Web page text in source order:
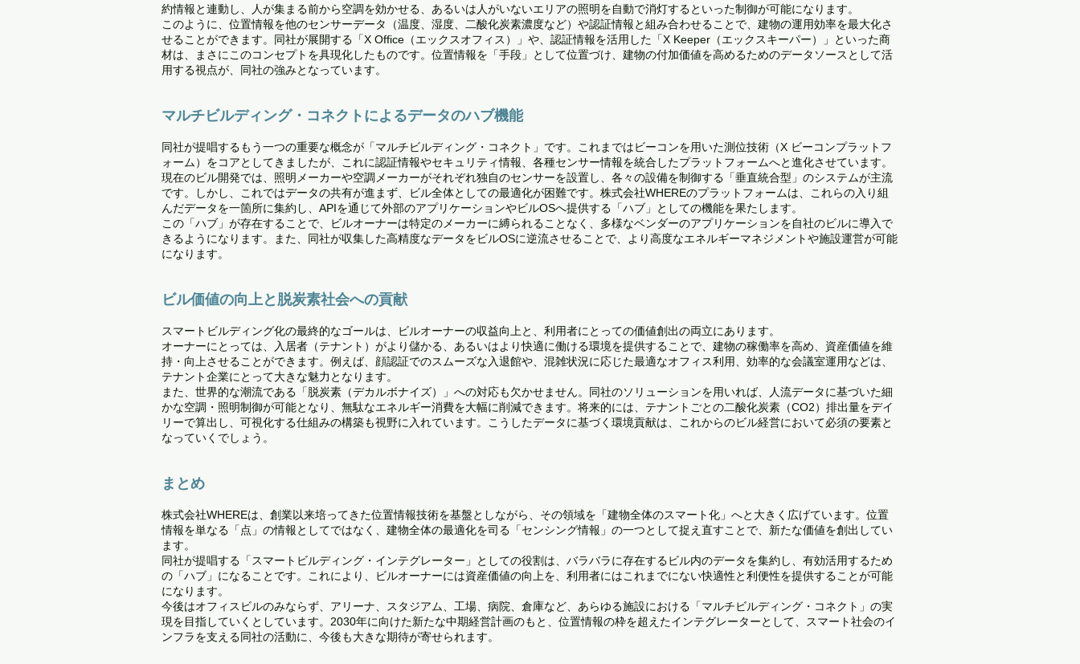
約情報と連動し、人が集まる前から空調を効かせる、あるいは人がいないエリアの照明を自動で消灯するといった制御が可能になります。
このように、位置情報を他のセンサーデータ（温度、湿度、二酸化炭素濃度など）や認証情報と組み合わせることで、建物の運用効率を最大化さ
せることができます。同社が展開する「X Office（エックスオフィス）」や、認証情報を活用した「X Keeper（エックスキーパー）」といった商
材は、まさにこのコンセプトを具現化したものです。位置情報を「手段」として位置づけ、建物の付加価値を高めるためのデータソースとして活
用する視点が、同社の強みとなっています。
マルチビルディング・コネクトによるデータのハブ機能
同社が提唱するもう一つの重要な概念が「マルチビルディング・コネクト」です。これまではビーコンを用いた測位技術（X ビーコンプラットフ
ォーム）をコアとしてきましたが、これに認証情報やセキュリティ情報、各種センサー情報を統合したプラットフォームへと進化させています。
現在のビル開発では、照明メーカーや空調メーカーがそれぞれ独自のセンサーを設置し、各々の設備を制御する「垂直統合型」のシステムが主流
です。しかし、これではデータの共有が進まず、ビル全体としての最適化が困難です。株式会社WHEREのプラットフォームは、これらの入り組
んだデータを一箇所に集約し、APIを通じて外部のアプリケーションやビルOSへ提供する「ハブ」としての機能を果たします。
この「ハブ」が存在することで、ビルオーナーは特定のメーカーに縛られることなく、多様なベンダーのアプリケーションを自社のビルに導入で
きるようになります。また、同社が収集した高精度なデータをビルOSに逆流させることで、より高度なエネルギーマネジメントや施設運営が可能
になります。
ビル価値の向上と脱炭素社会への貢献
スマートビルディング化の最終的なゴールは、ビルオーナーの収益向上と、利用者にとっての価値創出の両立にあります。
オーナーにとっては、入居者（テナント）がより儲かる、あるいはより快適に働ける環境を提供することで、建物の稼働率を高め、資産価値を維
持・向上させることができます。例えば、顔認証でのスムーズな入退館や、混雑状況に応じた最適なオフィス利用、効率的な会議室運用などは、
テナント企業にとって大きな魅力となります。
また、世界的な潮流である「脱炭素（デカルボナイズ）」への対応も欠かせません。同社のソリューションを用いれば、人流データに基づいた細
かな空調・照明制御が可能となり、無駄なエネルギー消費を大幅に削減できます。将来的には、テナントごとの二酸化炭素（CO2）排出量をデイ
リーで算出し、可視化する仕組みの構築も視野に入れています。こうしたデータに基づく環境貢献は、これからのビル経営において必須の要素と
なっていくでしょう。
まとめ
株式会社WHEREは、創業以来培ってきた位置情報技術を基盤としながら、その領域を「建物全体のスマート化」へと大きく広げています。位置
情報を単なる「点」の情報としてではなく、建物全体の最適化を司る「センシング情報」の一つとして捉え直すことで、新たな価値を創出してい
ます。
同社が提唱する「スマートビルディング・インテグレーター」としての役割は、バラバラに存在するビル内のデータを集約し、有効活用するため
の「ハブ」になることです。これにより、ビルオーナーには資産価値の向上を、利用者にはこれまでにない快適性と利便性を提供することが可能
になります。
今後はオフィスビルのみならず、アリーナ、スタジアム、工場、病院、倉庫など、あらゆる施設における「マルチビルディング・コネクト」の実
現を目指していくとしています。2030年に向けた新たな中期経営計画のもと、位置情報の枠を超えたインテグレーターとして、スマート社会のイ
ンフラを支える同社の活動に、今後も大きな期待が寄せられます。